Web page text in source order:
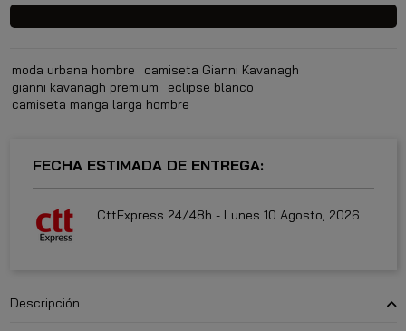
moda urbana hombre
camiseta Gianni Kavanagh
gianni kavanagh premium
eclipse blanco
camiseta manga larga hombre
FECHA ESTIMADA DE ENTREGA:
CttExpress 24/48h - Lunes 10 Agosto, 2026
Descripción